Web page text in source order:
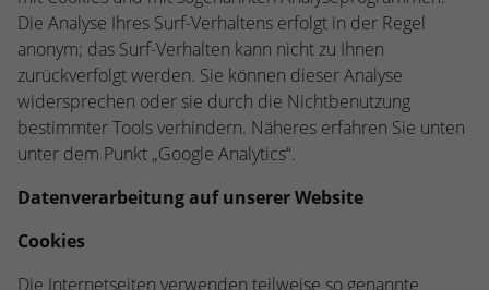
Die Analyse Ihres Surf-Verhaltens erfolgt in der Regel
anonym; das Surf-Verhalten kann nicht zu Ihnen
zurückverfolgt werden. Sie können dieser Analyse
widersprechen oder sie durch die Nichtbenutzung
bestimmter Tools verhindern. Näheres erfahren Sie unten
unter dem Punkt „Google Analytics“.
Datenverarbeitung auf unserer Website
Cookies
Die Internetseiten verwenden teilweise so genannte